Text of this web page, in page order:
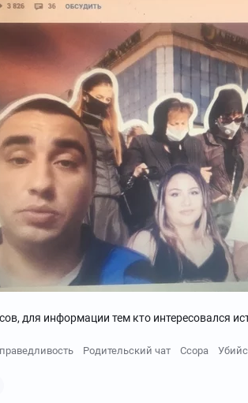
для информации тем кто интересовался
Родительский чат Ссора